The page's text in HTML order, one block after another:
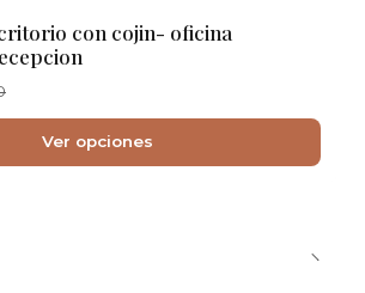
con cojin- oficina
Ver opciones